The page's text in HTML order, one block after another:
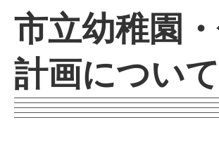
市立幼稚園
計画について